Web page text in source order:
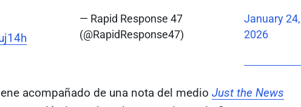
— Rapid Response 47
(@RapidResponse47)
January 24,
2026
acompañado de una nota del medio Just the News